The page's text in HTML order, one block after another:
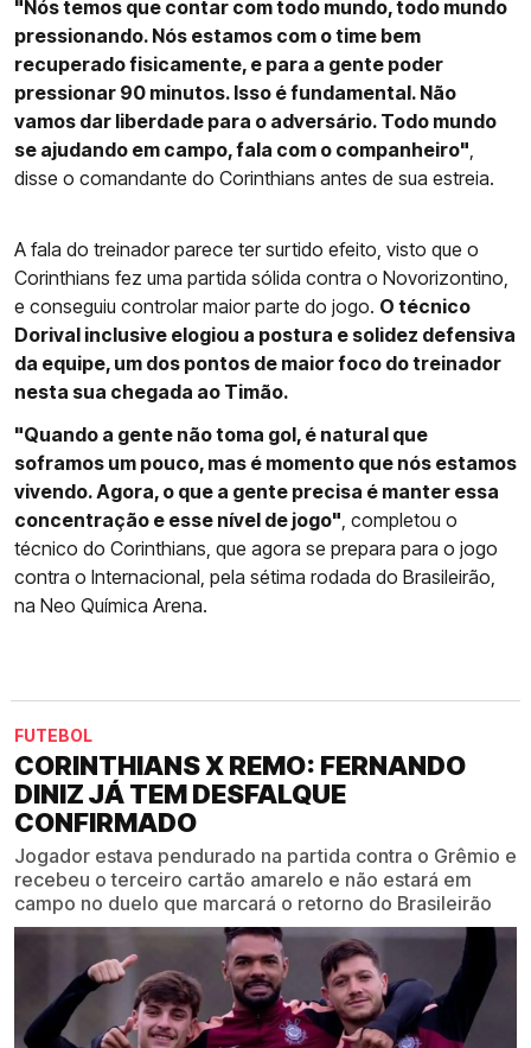
"Nós temos que contar com todo mundo, todo mundo
pressionando. Nós estamos com o time bem
recuperado fisicamente, e para a gente poder
pressionar 90 minutos. Isso é fundamental. Não
vamos dar liberdade para o adversário. Todo mundo
se ajudando em campo, fala com o companheiro",
disse o comandante do Corinthians antes de sua estreia.
A fala do treinador parece ter surtido efeito, visto que o
Corinthians fez uma partida sólida contra o Novorizontino,
e conseguiu controlar maior parte do jogo. O técnico
Dorival inclusive elogiou a postura e solidez defensiva
da equipe, um dos pontos de maior foco do treinador
nesta sua chegada ao Timão.
"Quando a gente não toma gol, é natural que
soframos um pouco, mas é momento que nós estamos
vivendo. Agora, o que a gente precisa é manter essa
concentração e esse nível de jogo", completou o
técnico do Corinthians, que agora se prepara para o jogo
contra o Internacional, pela sétima rodada do Brasileirão,
na Neo Química Arena.
FUTEBOL
CORINTHIANS X REMO: FERNANDO
DINIZ JÁ TEM DESFALQUE
CONFIRMADO
Jogador estava pendurado na partida contra o Grêmio e
recebeu o terceiro cartão amarelo e não estará em
campo no duelo que marcará o retorno do Brasileirão